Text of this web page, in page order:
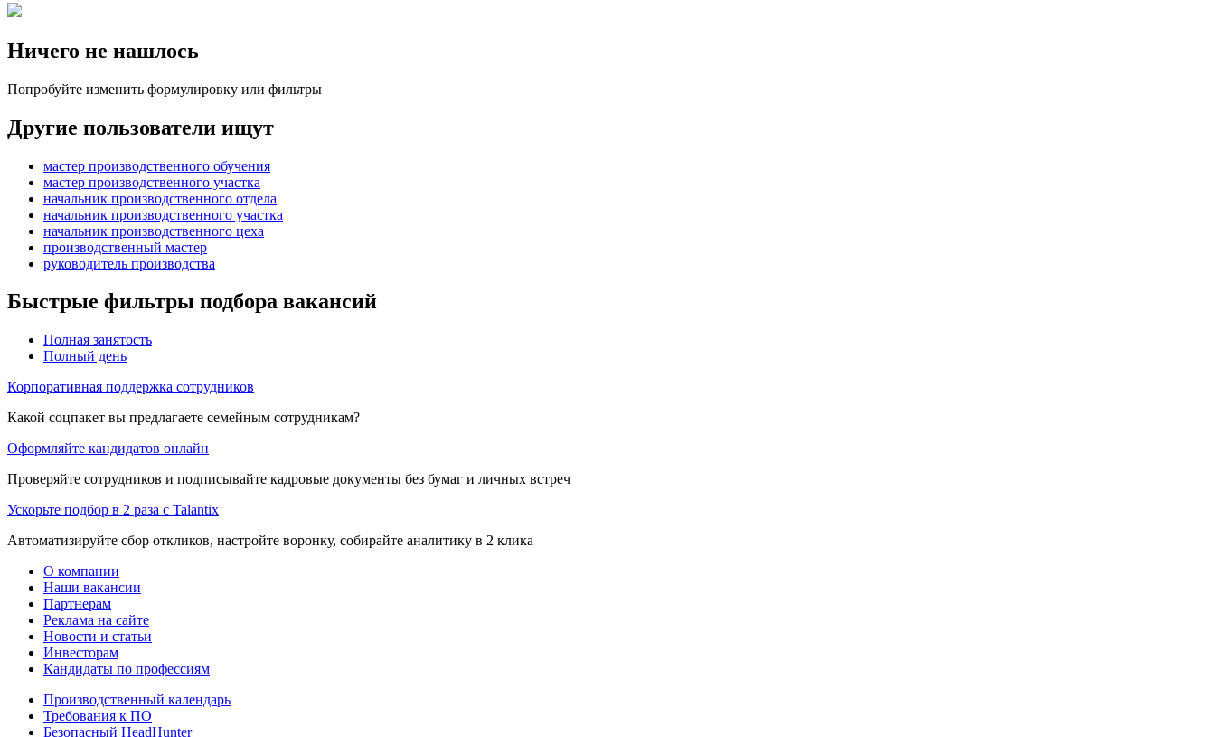
Ничего не нашлось
Попробуйте изменить формулировку или фильтры
Другие пользователи ищут
мастер производственного обучения
мастер производственного участка
начальник производственного отдела
начальник производственного участка
начальник производственного цеха
производственный мастер
руководитель производства
Быстрые фильтры подбора вакансий
Полная занятость
Полный день
Корпоративная поддержка сотрудников
Какой соцпакет вы предлагаете семейным сотрудникам?
Оформляйте кандидатов онлайн
Проверяйте сотрудников и подписывайте кадровые документы без бумаг и личных встреч
Ускорьте подбор в 2 раза с Talantix
Автоматизируйте сбор откликов, настройте воронку, собирайте аналитику в 2 клика
О компании
Наши вакансии
Партнерам
Реклама на сайте
Новости и статьи
Инвесторам
Кандидаты по профессиям
Производственный календарь
Требования к ПО
Безопасный HeadHunter